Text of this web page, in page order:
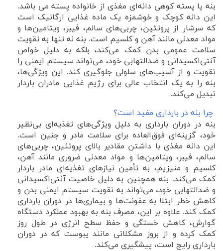
بنه یا پسته کوهی دانه‌ای مغذی از خانواده پسته می باشد.
این دانه کوچک و خوشمزه یک ماده غذایی ارگانیک است
که سرشار از پروتئین، چربی‌های سالم، فیبر، ویتامین‌ها و
مواد معدنی مانند آهن و کلسیم است. بنه نه تنها به تقویت
سلامت عمومی بدن کمک می‌کند، بلکه به دلیل خواص
آنتی‌اکسیدانی و ضدالتهابی خود، می‌تواند سیستم ایمنی را
تقویت و از آسیب‌های سلولی جلوگیری کند. این ویژگی‌ها،
بنه را به یک انتخاب عالی برای رژیم غذایی مادران باردار
تبدیل می‌کند.
چرا بنه در بارداری مفید است؟
بنه در دوران بارداری به دلیل ویژگی‌های تغذیه‌ای بی‌نظیر
خود، گزینه‌ای فوق‌العاده برای سلامت مادر و جنین است.
این دانه مغذی با داشتن مقادیر بالای پروتئین، چربی‌های
سالم، فیبر، ویتامین‌ها و مواد معدنی ضروری مانند آهن،
کلسیم و منیزیم، به تأمین نیازهای تغذیه‌ای مادر باردار
کمک می‌کند. بنه همچنین به دلیل خاصیت آنتی‌اکسیدانی
و ضدالتهابی خود، می‌تواند به تقویت سیستم ایمنی بدن و
کاهش خطر ابتلا به عفونت‌ها و بیماری‌ها در دوران بارداری
کمک کند. علاوه بر این، مصرف بنه به بهبود عملکرد دستگاه
گوارش، کاهش خستگی و حفظ سطح انرژی در طول روز
کمک کرده و از بروز مشکلاتی مانند یبوست که در دوران
بارداری رایج است، پیشگیری می‌کند.